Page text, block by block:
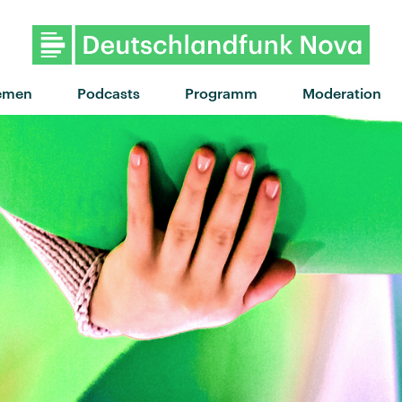
Podcasts Programm Moderation
"Tiny Raisin" von Suki Waterhouse · "Tiny